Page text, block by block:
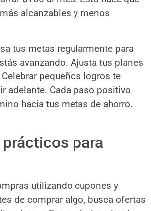
alcanzables y menos
tus metas regularmente para
avanzando. Ajusta tus planes
pequeños logros te
adelante. Cada paso positivo
hacia tus metas de ahorro.
para
utilizando cupones y
de comprar algo, busca ofertas